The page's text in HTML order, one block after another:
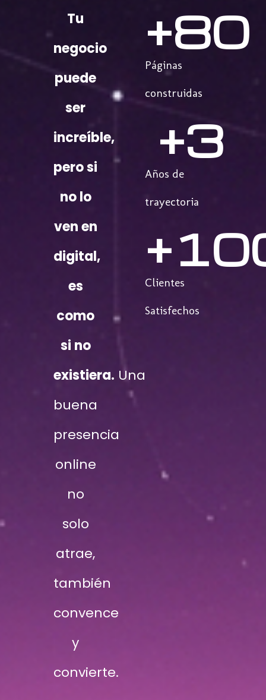
Tu
negocio
puede
ser
increíble,
pero si
no lo
ven en
digital,
es
como
si no
existiera. Una
buena
presencia
online
no
solo
atrae,
también
convence
y
convierte.
Páginas
construidas
+80
Años de
trayectoria
+3
Clientes
Satisfechos
+